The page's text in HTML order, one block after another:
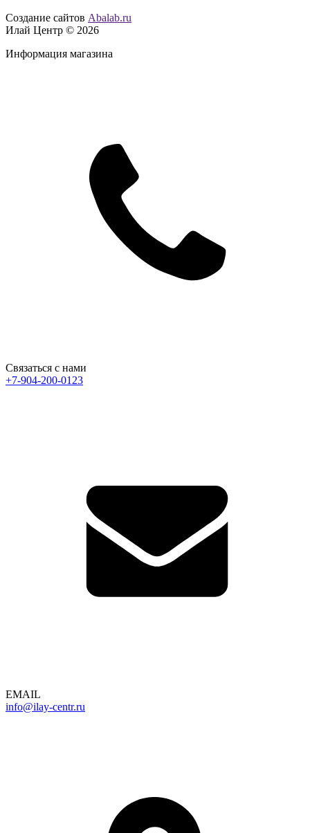
Создание сайтов Abalab.ru
Илай Центр © 2026
Информация магазина
Связаться с нами
+7-904-200-0123
EMAIL
info@ilay-centr.ru